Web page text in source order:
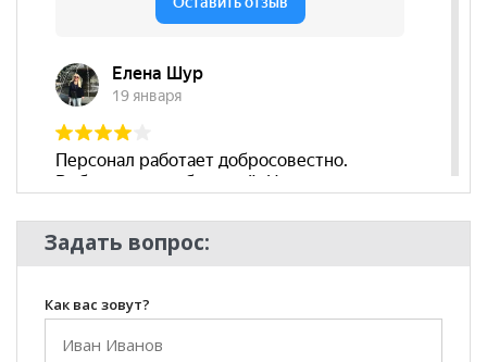
Миф
стиль, Современный
Комната
Гостиная, Кабинет/Офис,
Пол
Задать вопрос:
Как вас зовут?